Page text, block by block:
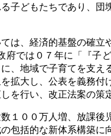
どもたちであり、
、経済的基盤の確
では０７年に「『子
、地域で子育てを支
拡大し、公表を義務
を行い、改正法案の策
００万人増、放課後
包括的な新体系構築